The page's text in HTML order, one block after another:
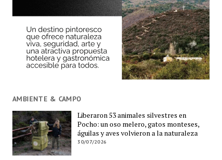
AMBIENTE & CAMPO
Liberaron 53 animales silvestres en
Pocho: un oso melero, gatos monteses,
águilas y aves volvieron a la naturaleza
30/07/2026